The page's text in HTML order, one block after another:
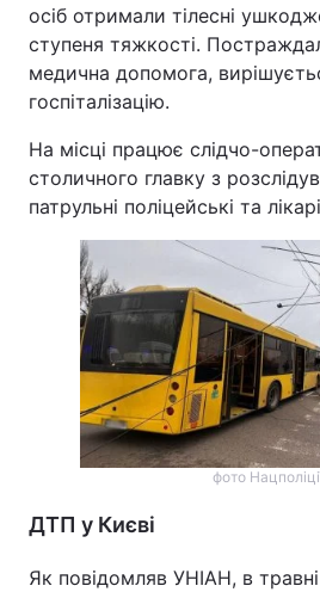
осіб отримали тілесні
ступеня тяжкості.
медична допомога,
госпіталізацію.
На місці працює слідчо-
столичного главку з
патрульні поліцейські та
фото
ДТП у Києві
Як повідомляв УНІАН, в